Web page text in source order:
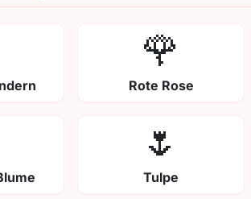
🌹
Rote Rose
🌷
Tulpe